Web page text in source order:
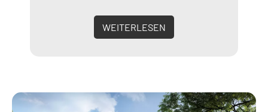
WEITERLESEN